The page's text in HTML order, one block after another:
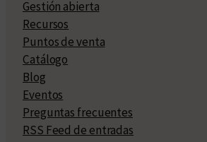
Gestión abierta
Recursos
Puntos de venta
Catálogo
Blog
Eventos
Preguntas frecuentes
RSS Feed de entradas